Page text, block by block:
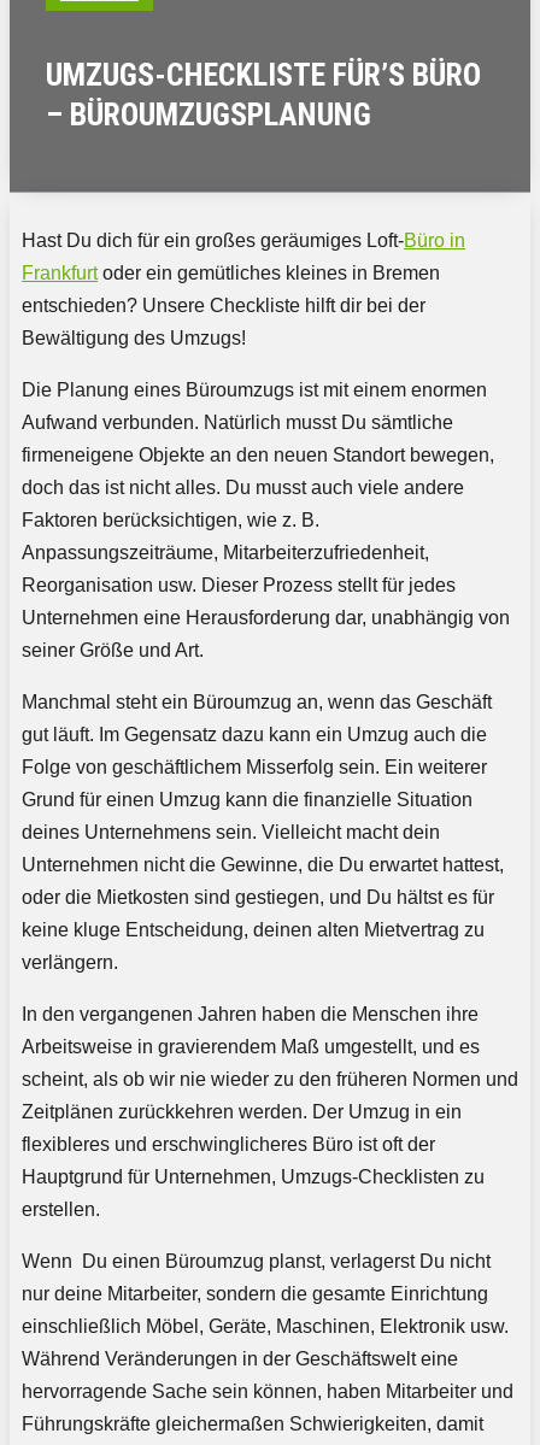
UMZUGS-CHECKLISTE FÜR’S BÜRO
– BÜROUMZUGSPLANUNG
Hast Du dich für ein großes geräumiges Loft-Büro in
Frankfurtoder ein gemütliches kleines in Bremen
entschieden? Unsere Checkliste hilft dir bei der
Bewältigung des Umzugs!
Die Planung eines Büroumzugs ist mit einem enormen
Aufwand verbunden. Natürlich musst Du sämtliche
firmeneigene Objekte an den neuen Standort bewegen,
doch das ist nicht alles. Du musst auch viele andere
Faktoren berücksichtigen, wie z. B.
Anpassungszeiträume, Mitarbeiterzufriedenheit,
Reorganisation usw. Dieser Prozess stellt für jedes
Unternehmen eine Herausforderung dar, unabhängig von
seiner Größe und Art.
Manchmal steht ein Büroumzug an, wenn das Geschäft
gut läuft. Im Gegensatz dazu kann ein Umzug auch die
Folge von geschäftlichem Misserfolg sein. Ein weiterer
Grund für einen Umzug kann die finanzielle Situation
deines Unternehmens sein. Vielleicht macht dein
Unternehmen nicht die Gewinne, die Du erwartet hattest,
oder die Mietkosten sind gestiegen, und Du hältst es für
keine kluge Entscheidung, deinen alten Mietvertrag zu
verlängern.
In den vergangenen Jahren haben die Menschen ihre
Arbeitsweise in gravierendem Maß umgestellt, und es
scheint, als ob wir nie wieder zu den früheren Normen und
Zeitplänen zurückkehren werden. Der Umzug in ein
flexibleres und erschwinglicheres Büro ist oft der
Hauptgrund für Unternehmen, Umzugs-Checklisten zu
erstellen.
Wenn Du einen Büroumzug planst, verlagerst Du nicht
nur deine Mitarbeiter, sondern die gesamte Einrichtung
einschließlich Möbel, Geräte, Maschinen, Elektronik usw.
Während Veränderungen in der Geschäftswelt eine
hervorragende Sache sein können, haben Mitarbeiter und
Führungskräfte gleichermaßen Schwierigkeiten, damit